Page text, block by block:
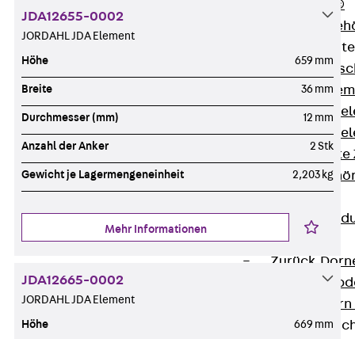
RAPIDOBAT®
Schalrohre
Zurück
Zurück
Dorne
Zurück
Querkraftdorn
JDA12655-0002
JORDAHL JDA Element
Höhe 659 mm
Breite 36 mm
Durchmesser (mm) 12 mm
Anzahl der Anker 2 Stk
Gewicht je Lagermengeneinheit 2,203 kg
Mehr Informationen
JDA12665-0002
JORDAHL JDA Element
Höhe 669 mm